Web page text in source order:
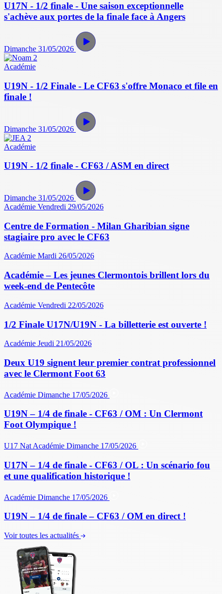
U17N - 1/2 finale - Une saison exceptionnelle
s'achève aux portes de la finale face à Angers
Dimanche 31/05/2026
Académie
U19N - 1/2 Finale - Le CF63 s'offre Monaco et file en
finale !
Dimanche 31/05/2026
Académie
U19N - 1/2 finale - CF63 / ASM en direct
Dimanche 31/05/2026
Académie Vendredi 29/05/2026
Centre de Formation - Milan Gharibian signe
stagiaire pro avec le CF63
Académie Mardi 26/05/2026
Académie – Les jeunes Clermontois brillent lors du
week-end de Pentecôte
Académie Vendredi 22/05/2026
1/2 Finale U17N/U19N - La billetterie est ouverte !
Académie Jeudi 21/05/2026
Deux U19 signent leur premier contrat professionnel
avec le Clermont Foot 63
Académie Dimanche 17/05/2026
U19N – 1/4 de finale - CF63 / OM : Un Clermont
Foot Olympique !
U17 Nat Académie Dimanche 17/05/2026
U17N – 1/4 de finale - CF63 / OL : Un scénario fou
et une qualification historique !
Académie Dimanche 17/05/2026
U19N – 1/4 de finale – CF63 / OM en direct !
Voir toutes les actualités